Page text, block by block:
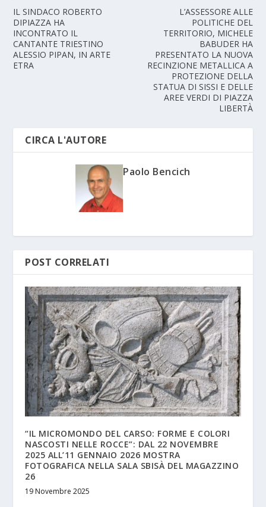
IL SINDACO ROBERTO
DIPIAZZA HA
INCONTRATO IL
CANTANTE TRIESTINO
ALESSIO PIPAN, IN ARTE
ETRA
L’ASSESSORE ALLE
POLITICHE DEL
TERRITORIO, MICHELE
BABUDER HA
PRESENTATO LA NUOVA
RECINZIONE METALLICA A
PROTEZIONE DELLA
STATUA DI SISSI E DELLE
AREE VERDI DI PIAZZA
LIBERTÀ
CIRCA L'AUTORE
Paolo Bencich
POST CORRELATI
“IL MICROMONDO DEL CARSO: FORME E COLORI
NASCOSTI NELLE ROCCE”: DAL 22 NOVEMBRE
2025 ALL’11 GENNAIO 2026 MOSTRA
FOTOGRAFICA NELLA SALA SBISÀ DEL MAGAZZINO
26
19 Novembre 2025